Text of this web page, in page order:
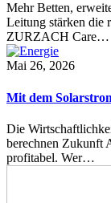
Mehr Betten,
Leitung stärken die
ZURZACH Care…
Mai 26, 2026
Mit dem
Die
berechnen Zukunft
profitabel. Wer…